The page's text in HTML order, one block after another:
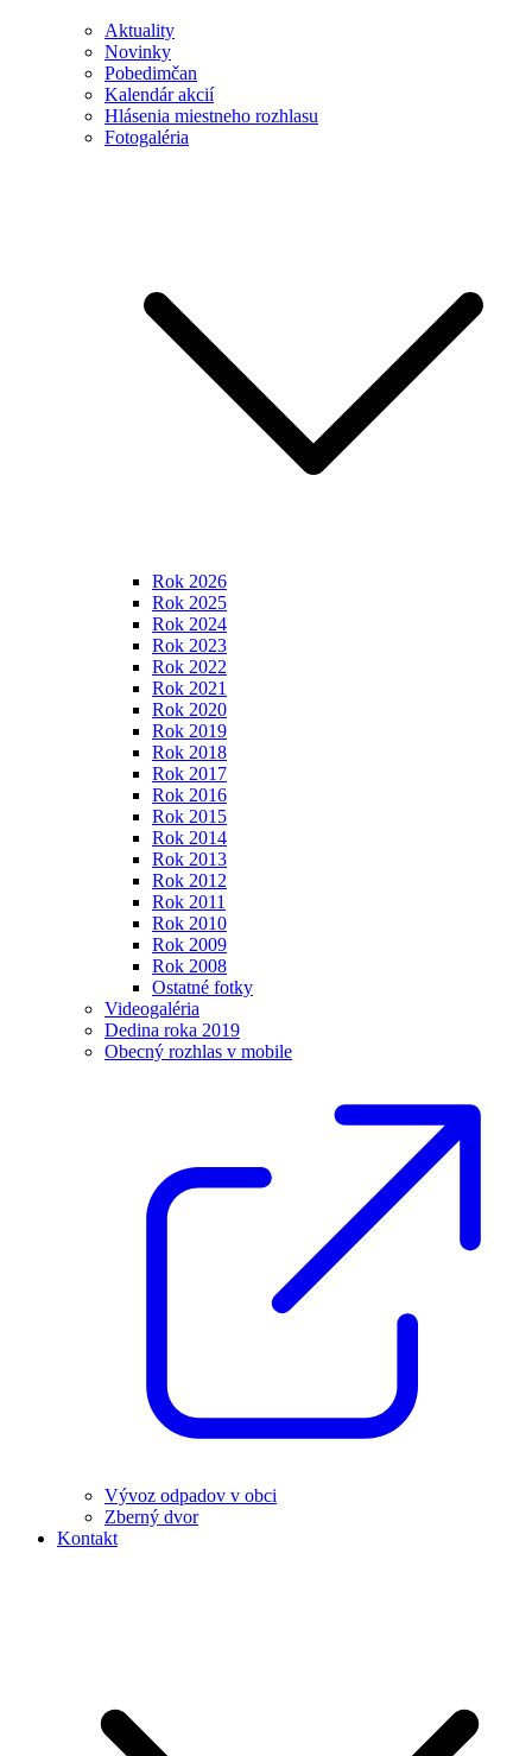
Aktuality
Novinky
Pobedimčan
Kalendár akcií
Hlásenia miestneho rozhlasu
Fotogaléria
Rok 2026
Rok 2025
Rok 2024
Rok 2023
Rok 2022
Rok 2021
Rok 2020
Rok 2019
Rok 2018
Rok 2017
Rok 2016
Rok 2015
Rok 2014
Rok 2013
Rok 2012
Rok 2011
Rok 2010
Rok 2009
Rok 2008
Ostatné fotky
Videogaléria
Dedina roka 2019
Obecný rozhlas v mobile
Vývoz odpadov v obci
Zberný dvor
Kontakt